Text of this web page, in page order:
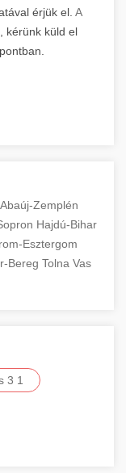
érjük el. A
kérünk küld el
Zemplén
Hajdú-Bihar
Esztergom
Bereg Tolna Vas
3 1